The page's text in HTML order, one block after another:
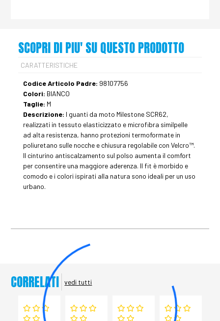
SCOPRI DI PIU' SU QUESTO PRODOTTO
CARATTERISTICHE
Codice Articolo Padre: 98107756
Colori: BIANCO
Taglie: M
Descrizione: I guanti da moto Milestone SCR62,
realizzati in tessuto elasticizzato e microfibra similpelle
ad alta resistenza, hanno protezioni termoformate in
poliuretano sulle nocche e chiusura regolabile con Velcro™.
Il cinturino antiscalzamento sul polso aumenta il comfort
per consentire una maggiore aderenza. Il fit è morbido e
comodo e i colori ispirati alla natura sono ideali per un uso
urbano.
CORRELATI vedi tutti